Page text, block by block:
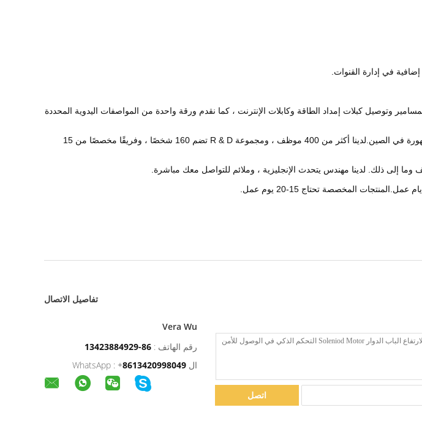
في إدارة القنوات.
وتوصيل كبلات إمداد الطاقة وكابلات الإنترنت ، كما نقدم ورقة واحدة من المواصفات اليدوية المحددة
ج: نحن أكبر 3 شركات مصنعة في مجال الباب الدوار في الصين.ونحن شركة مدرجة بعلامة تجارية مشهورة في الصين.لدينا أكثر من 400 موظف ، ومجموعة R & D تضم 160 شخصًا ، وفريقًا مخصصًا من 15
وما إلى ذلك. لدينا مهندس يتحدث الإنجليزية ، وملائم للتواصل معك مباشرة.
تفاصيل الاتصال
Vera Wu
رقم الهاتف : 86-13423884929
ال WhatsApp :
+8613420998049
اتصل